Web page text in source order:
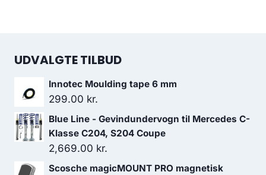
UDVALGTE TILBUD
Innotec Moulding tape 6 mm
299.00 kr.
Blue Line - Gevindundervogn til Mercedes C-
Klasse C204, S204 Coupe
2,669.00 kr.
Scosche magicMOUNT PRO magnetisk